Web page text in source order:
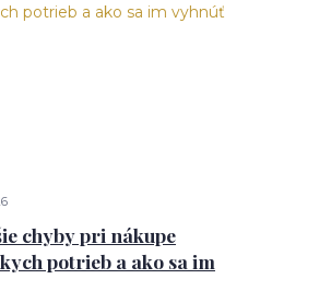
chyby pri nákupe
potrieb a ako sa im